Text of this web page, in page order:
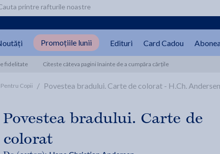
Promoțiile lunii Edituri Card Cadou
fidelitate Citeste câteva pagini înainte de a cumpăra cărțile
Copii / Povestea bradului. Carte de colorat - H.Ch. Andersen
Povestea bradului. Carte de
colorat